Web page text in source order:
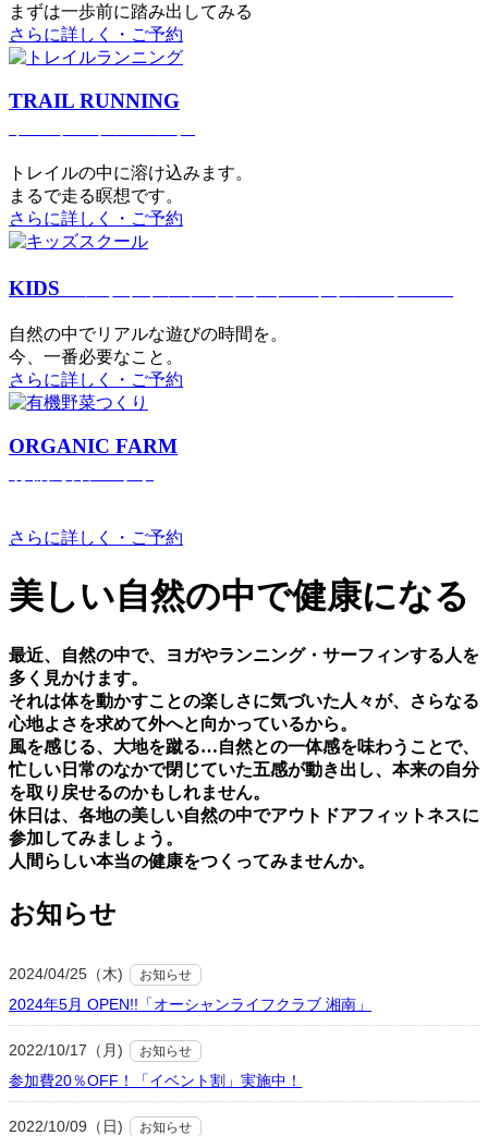
まずは一歩前に踏み出してみる
さらに詳しく・ご予約
TRAIL RUNNING
トレイルの中に溶け込みます。
まるで⾛る瞑想です。
さらに詳しく・ご予約
KIDS
⾃然の中でリアルな遊びの時間を。
今、⼀番必要なこと。
さらに詳しく・ご予約
ORGANIC FARM
さらに詳しく・ご予約
美しい⾃然の中で健康になる
最近、⾃然の中で、ヨガやランニング・サーフィンする⼈を
多く⾒かけます。
それは体を動かすことの楽しさに気づいた⼈々が、さらなる
⼼地よさを求めて外へと向かっているから。
⾵を感じる、⼤地を蹴る…⾃然との⼀体感を味わうことで、
忙しい⽇常のなかで閉じていた五感が動き出し、本来の⾃分
を取り戻せるのかもしれません。
休⽇は、各地の美しい⾃然の中でアウトドアフィットネスに
参加してみましょう。
⼈間らしい本当の健康をつくってみませんか。
お知らせ
2024/04/25（木) お知らせ
2024年5月 OPEN!!「オーシャンライフクラブ 湘南」
2022/10/17（月) お知らせ
参加費20％OFF！「イベント割」実施中！
2022/10/09（日) お知らせ